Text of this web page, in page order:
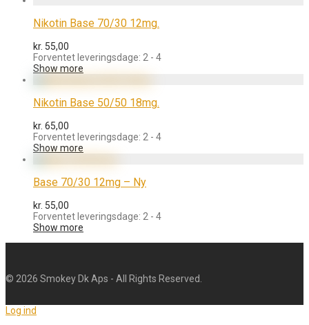
Nikotin Base 70/30 12mg.
kr. 55,00
Forventet leveringsdage: 2 - 4
Show more
Nikotin Base 50/50 18mg.
kr. 65,00
Forventet leveringsdage: 2 - 4
Show more
Base 70/30 12mg – Ny
kr. 55,00
Forventet leveringsdage: 2 - 4
Show more
© 2026 Smokey Dk Aps - All Rights Reserved.
Log ind